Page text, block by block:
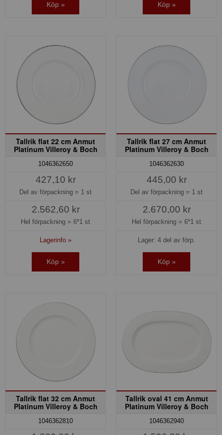
Köp » Köp »
Tallrik flat 22 cm Anmut
Platinum Villeroy & Boch
1046362650
427,10 kr
Del av förpackning = 1 st
2.562,60 kr
Hel förpackning = 6*1 st
Lagerinfo »
Köp »
Tallrik flat 27 cm Anmut
Platinum Villeroy & Boch
1046362630
445,00 kr
Del av förpackning = 1 st
2.670,00 kr
Hel förpackning = 6*1 st
Lager: 4 del av förp.
Köp »
Tallrik flat 32 cm Anmut
Platinum Villeroy & Boch
1046362810
Tallrik oval 41 cm Anmut
Platinum Villeroy & Boch
1046362940